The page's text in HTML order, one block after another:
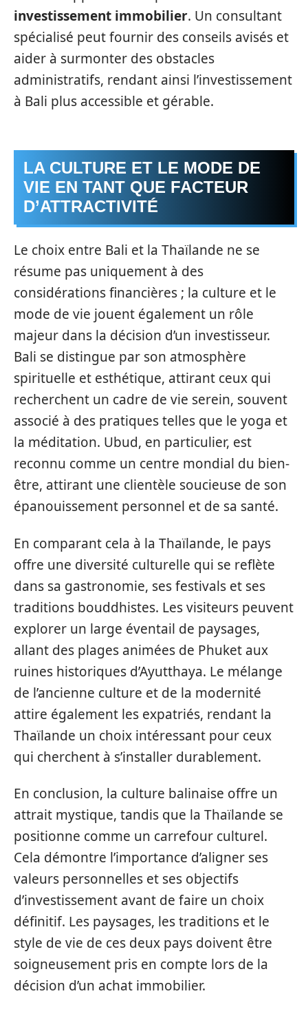
investissement immobilier. Un consultant
spécialisé peut fournir des conseils avisés et
aider à surmonter des obstacles
administratifs, rendant ainsi l’investissement
à Bali plus accessible et gérable.
LA CULTURE ET LE MODE DE
VIE EN TANT QUE FACTEUR
D’ATTRACTIVITÉ
Le choix entre Bali et la Thaïlande ne se
résume pas uniquement à des
considérations financières ; la culture et le
mode de vie jouent également un rôle
majeur dans la décision d’un investisseur.
Bali se distingue par son atmosphère
spirituelle et esthétique, attirant ceux qui
recherchent un cadre de vie serein, souvent
associé à des pratiques telles que le yoga et
la méditation. Ubud, en particulier, est
reconnu comme un centre mondial du bien-
être, attirant une clientèle soucieuse de son
épanouissement personnel et de sa santé.
En comparant cela à la Thaïlande, le pays
offre une diversité culturelle qui se reflète
dans sa gastronomie, ses festivals et ses
traditions bouddhistes. Les visiteurs peuvent
explorer un large éventail de paysages,
allant des plages animées de Phuket aux
ruines historiques d’Ayutthaya. Le mélange
de l’ancienne culture et de la modernité
attire également les expatriés, rendant la
Thaïlande un choix intéressant pour ceux
qui cherchent à s’installer durablement.
En conclusion, la culture balinaise offre un
attrait mystique, tandis que la Thaïlande se
positionne comme un carrefour culturel.
Cela démontre l’importance d’aligner ses
valeurs personnelles et ses objectifs
d’investissement avant de faire un choix
définitif. Les paysages, les traditions et le
style de vie de ces deux pays doivent être
soigneusement pris en compte lors de la
décision d’un achat immobilier.